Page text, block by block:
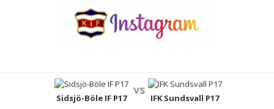
Sidsjö-Böle IF P17
vs
IFK Sundsvall P17